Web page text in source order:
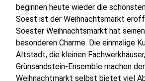
beginnen heute wieder die
Soest ist der Weihnachtsmarkt
Soester Weihnachtsmarkt hat
besonderen Charme. Die einmalige
Altstadt, die kleinen
Grünsandstein-Ensemble machen
Weihnachtmarkt selbst bietet viel